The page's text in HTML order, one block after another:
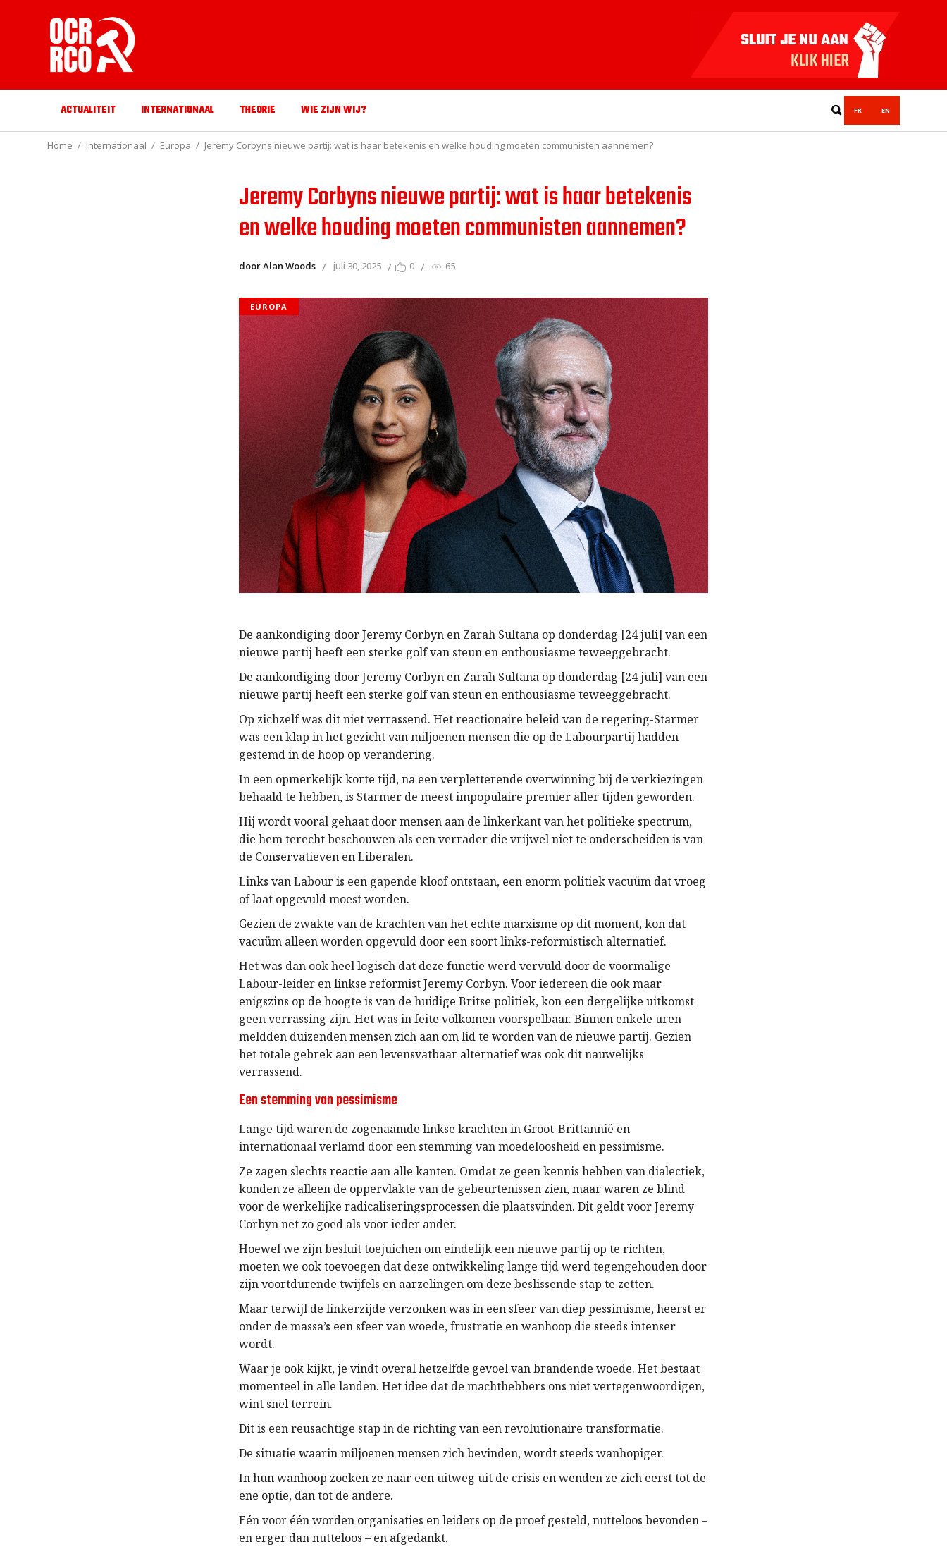
ACTUALITEIT INTERNATIONAAL THEORIE WIE ZIJN WIJ? FR EN
Home Internationaal Europa Jeremy Corbyns nieuwe partij: wat is haar betekenis en welke houding moeten communisten aannemen?
Jeremy Corbyns nieuwe partij: wat is haar betekenis
en welke houding moeten communisten aannemen?
door Alan Woods juli 30, 2025 0 65
EUROPA
De aankondiging door Jeremy Corbyn en Zarah Sultana op donderdag [24 juli] van een
nieuwe partij heeft een sterke golf van steun en enthousiasme teweeggebracht.
De aankondiging door Jeremy Corbyn en Zarah Sultana op donderdag [24 juli] van een
nieuwe partij heeft een sterke golf van steun en enthousiasme teweeggebracht.
Op zichzelf was dit niet verrassend. Het reactionaire beleid van de regering-Starmer
was een klap in het gezicht van miljoenen mensen die op de Labourpartij hadden
gestemd in de hoop op verandering.
In een opmerkelijk korte tijd, na een verpletterende overwinning bij de verkiezingen
behaald te hebben, is Starmer de meest impopulaire premier aller tijden geworden.
Hij wordt vooral gehaat door mensen aan de linkerkant van het politieke spectrum,
die hem terecht beschouwen als een verrader die vrijwel niet te onderscheiden is van
de Conservatieven en Liberalen.
Links van Labour is een gapende kloof ontstaan, een enorm politiek vacuüm dat vroeg
of laat opgevuld moest worden.
Gezien de zwakte van de krachten van het echte marxisme op dit moment, kon dat
vacuüm alleen worden opgevuld door een soort links-reformistisch alternatief.
Het was dan ook heel logisch dat deze functie werd vervuld door de voormalige
Labour-leider en linkse reformist Jeremy Corbyn. Voor iedereen die ook maar
enigszins op de hoogte is van de huidige Britse politiek, kon een dergelijke uitkomst
geen verrassing zijn. Het was in feite volkomen voorspelbaar. Binnen enkele uren
meldden duizenden mensen zich aan om lid te worden van de nieuwe partij. Gezien
het totale gebrek aan een levensvatbaar alternatief was ook dit nauwelijks
verrassend.
Een stemming van pessimisme
Lange tijd waren de zogenaamde linkse krachten in Groot-Brittannië en
internationaal verlamd door een stemming van moedeloosheid en pessimisme.
Ze zagen slechts reactie aan alle kanten. Omdat ze geen kennis hebben van dialectiek,
konden ze alleen de oppervlakte van de gebeurtenissen zien, maar waren ze blind
voor de werkelijke radicaliseringsprocessen die plaatsvinden. Dit geldt voor Jeremy
Corbyn net zo goed als voor ieder ander.
Hoewel we zijn besluit toejuichen om eindelijk een nieuwe partij op te richten,
moeten we ook toevoegen dat deze ontwikkeling lange tijd werd tegengehouden door
zijn voortdurende twijfels en aarzelingen om deze beslissende stap te zetten.
Maar terwijl de linkerzijde verzonken was in een sfeer van diep pessimisme, heerst er
onder de massa’s een sfeer van woede, frustratie en wanhoop die steeds intenser
wordt.
Waar je ook kijkt, je vindt overal hetzelfde gevoel van brandende woede. Het bestaat
momenteel in alle landen. Het idee dat de machthebbers ons niet vertegenwoordigen,
wint snel terrein.
Dit is een reusachtige stap in de richting van een revolutionaire transformatie.
De situatie waarin miljoenen mensen zich bevinden, wordt steeds wanhopiger.
In hun wanhoop zoeken ze naar een uitweg uit de crisis en wenden ze zich eerst tot de
ene optie, dan tot de andere.
Eén voor één worden organisaties en leiders op de proef gesteld, nutteloos bevonden –
en erger dan nutteloos – en afgedankt.